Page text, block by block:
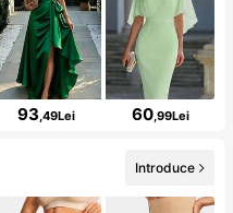
93 ,49Lei 60,99Lei
Introduce